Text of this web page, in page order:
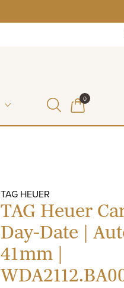
0ITEMS IN
TAG HEUER
TAG Heuer
Day-Date |
41mm |